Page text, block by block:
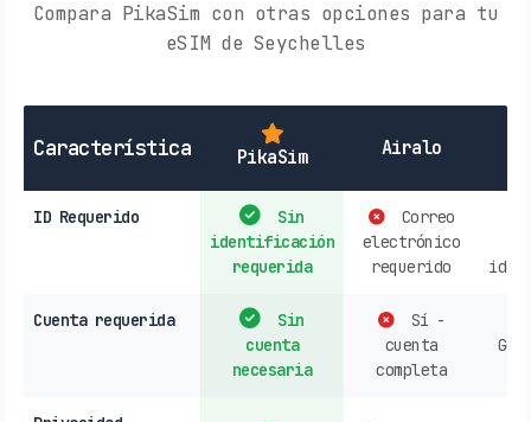
Compara PikaSim con otras opciones para tu
eSIM de Seychelles
Característica PikaSim Airalo
ID Requerido
Sin
identificación
requerida
Correo
electrónico
requerido
Cuenta requerida
Sin
cuenta
necesaria
Sí -
cuenta
completa